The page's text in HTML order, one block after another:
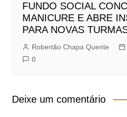
FUNDO SOCIAL
MANICURE E ABRE
PARA NOVAS
Robertão Chapa Quente
0
Deixe um comentário